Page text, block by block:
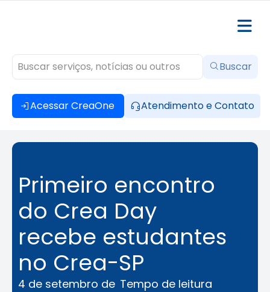
Acessar CreaOne Atendimento e Contato
Buscar
Primeiro encontro
do Crea Day
recebe estudantes
no Crea-SP
4 de setembro de Tempo de leitura